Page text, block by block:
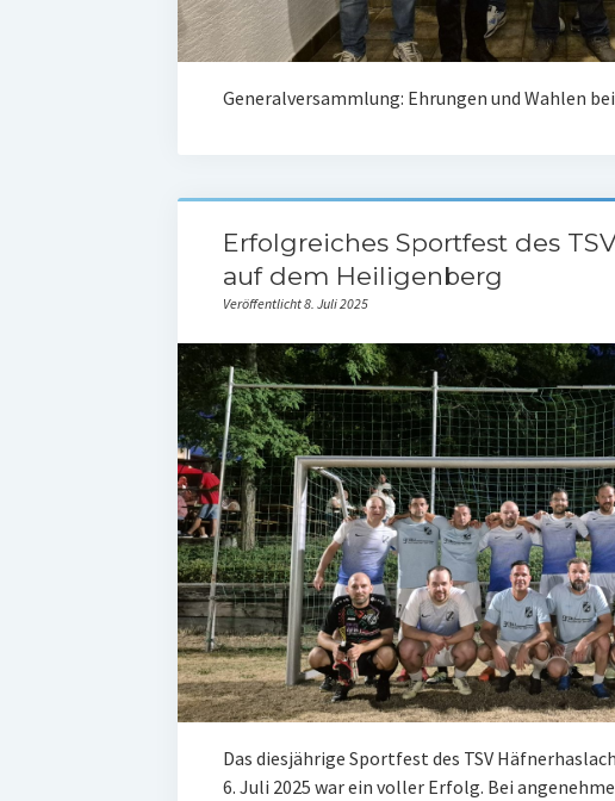
Generalversammlung: Ehrungen und Wahlen
Erfolgreiches Sportfest des
auf dem Heiligenberg
Veröffentlicht 8. Juli 2025
Das diesjährige Sportfest des TSV
6. Juli 2025 war ein voller Erfolg. Bei